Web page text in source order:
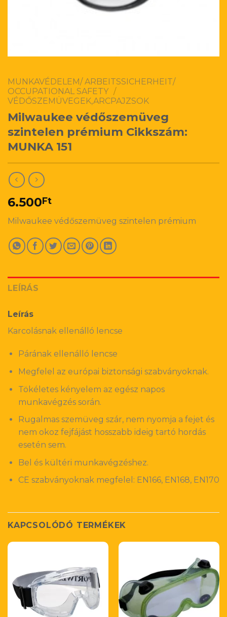
MUNKAVÉDELEM/ ARBEITSSICHERHEIT/
OCCUPATIONAL SAFETY /
VÉDŐSZEMÜVEGEK,ARCPAJZSOK
Milwaukee védőszemüveg
szintelen prémium Cikkszám:
MUNKA 151
6.500Ft
Milwaukee védőszemüveg szintelen prémium
LEÍRÁS
Leírás
Karcolásnak ellenálló lencse
Párának ellenálló lencse
Megfelel az európai biztonsági szabványoknak.
Tökéletes kényelem az egész napos
munkavégzés során.
Rugalmas szemüveg szár, nem nyomja a fejet és
nem okoz fejfájást hosszabb ideig tartó hordás
esetén sem.
Bel és kültéri munkavégzéshez.
CE szabványoknak megfelel: EN166, EN168, EN170
KAPCSOLÓDÓ TERMÉKEK